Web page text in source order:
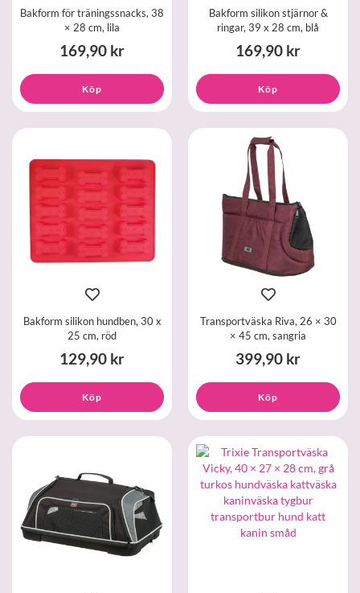
Bakform för träningssnacks, 38
× 28 cm, lila
169,90 kr
Köp
Bakform silikon stjärnor &
ringar, 39 x 28 cm, blå
169,90 kr
Köp
Bakform silikon hundben, 30 x
25 cm, röd
129,90 kr
Köp
Transportväska Riva, 26 × 30
× 45 cm, sangria
399,90 kr
Köp